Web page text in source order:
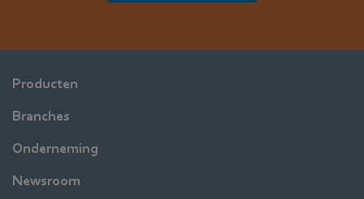
Producten
Branches
Onderneming
Newsroom